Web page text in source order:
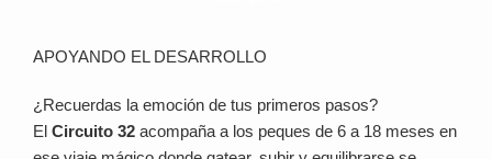
APOYANDO EL DESARROLLO
¿Recuerdas la emoción de tus primeros pasos?
El Circuito 32 acompaña a los peques de 6 a 18 meses en